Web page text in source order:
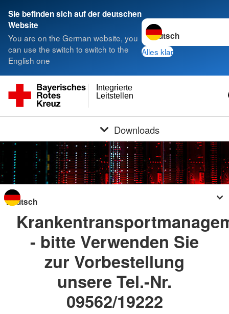
Sie befinden sich auf der deutschen
Website
You are on the German website, you
can use the switch to switch to the
English one
Sprache wechseln zu
Alles klar
Leitstellen
Integrierte
Downloads
Sprache wechseln zu
- bitte Verwenden Sie
zur Vorbestellung
unsere Tel.-Nr.
09562/19222